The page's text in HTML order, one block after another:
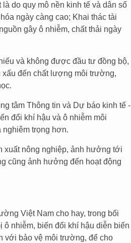
do quy mô nền kinh tế và dân số
ngày càng cao; Khai thác tài
gây ô nhiễm, chất thải ngày
và không được đầu tư đồng bộ,
đến chất lượng môi trường,
tâm Thông tin và Dự báo kinh tế -
đổi khí hậu và ô nhiễm môi
nghiêm trọng hơn.
xuất nông nghiệp, ảnh hưởng tới
cũng ảnh hưởng đến hoạt động
Việt Nam cho hay, trong bối
ô nhiễm, biến đổi khí hậu diễn biến
với bảo vệ môi trường, để cho